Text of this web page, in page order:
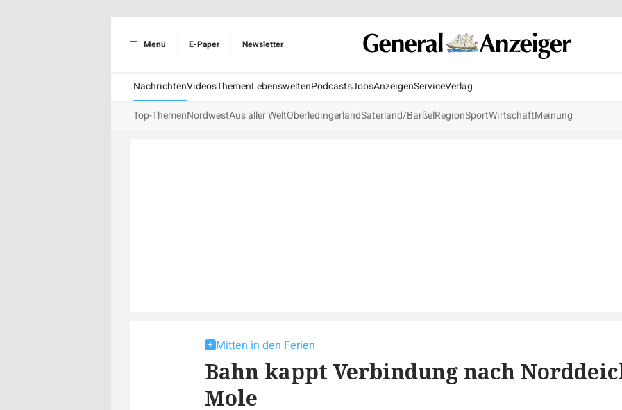
Menü E-Paper Newsletter
NachrichtenVideosThemenLebensweltenPodcastsJobsAnzeigenServiceVerlag
Top-ThemenNordwestAus aller WeltOberledingerlandSaterland/BarßelRegionSportWirtschaftMeinung
Mitten in den Ferien
Bahn kappt Verbindung nach
Mole